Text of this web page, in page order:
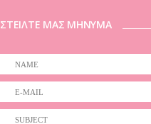
ΣΤΕΙΛΤΕ ΜΑΣ ΜΗΝΥΜΑ